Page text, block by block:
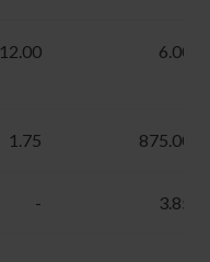
12.00 6.00
1.75 875.00
- 3.85